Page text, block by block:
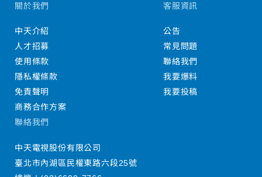
關於我們
中天介紹
人才招募
使用條款
隱私權條款
免責聲明
商務合作方案
客服資訊
公告
常見問題
聯絡我們
我要爆料
我要投稿
聯絡我們
中天電視股份有限公司
臺北市內湖區民權東路六段25號